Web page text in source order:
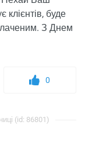
клієнтів, буде
З Днем
0
(id: 86801)